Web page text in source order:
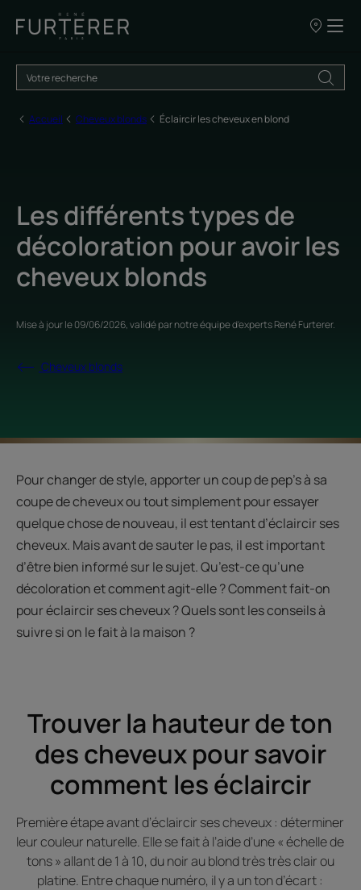
Nos
vente
Accueil Cheveux blonds Éclaircir les cheveux en blond
Les différents types de
décoloration pour avoir les
cheveux blonds
Mise à jour le09/06/2026, validé parnotre équipe d'experts René Furterer.
Cheveux blonds
Pour changer de style, apporter un coup de pep’s à sa
coupe de cheveux ou tout simplement pour essayer
quelque chose de nouveau, il est tentant d’éclaircir ses
cheveux. Mais avant de sauter le pas, il est important
d’être bien informé sur le sujet. Qu’est-ce qu’une
décoloration et comment agit-elle ? Comment fait-on
pour éclaircir ses cheveux ? Quels sont les conseils à
suivre si on le fait à la maison ?
Trouver la hauteur de ton
des cheveux pour savoir
comment les éclaircir
Première étape avant d’éclaircir ses cheveux : déterminer
leur couleur naturelle. Elle se fait à l’aide d’une « échelle de
tons » allant de 1 à 10, du noir au blond très très clair ou
platine. Entre chaque numéro, il y a un ton d’écart :